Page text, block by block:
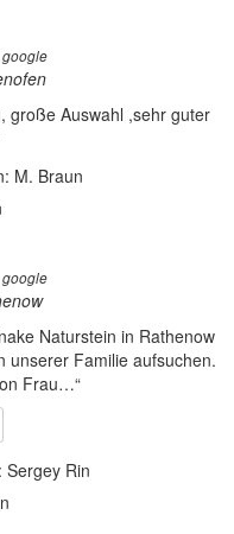
google
große Auswahl ,sehr guter
google
Naturstein in Rathenow
unserer Familie aufsuchen.
Frau…“